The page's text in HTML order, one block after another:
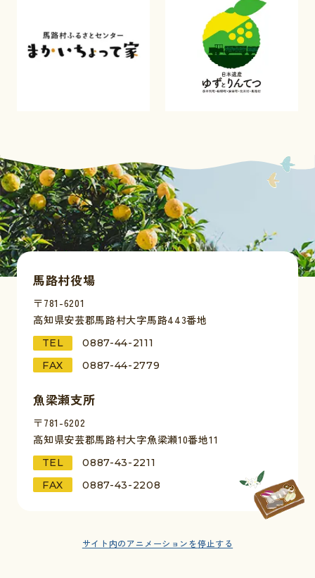
馬路村役場
〒781-6201
高知県安芸郡馬路村大字馬路443番地
TEL
0887-44-2111
FAX
0887-44-2779
魚梁瀬支所
〒781-6202
高知県安芸郡馬路村大字魚梁瀬10番地11
TEL
0887-43-2211
FAX
0887-43-2208
サイト内のアニメーションを停止する